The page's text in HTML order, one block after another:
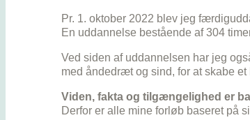
Pr. 1. oktober 2022 blev jeg
En uddannelse bestående af 304
Ved siden af uddannelsen har jeg
med åndedræt og sind, for at skabe
Viden, fakta og tilgængelighed er
Derfor er alle mine forløb baseret på